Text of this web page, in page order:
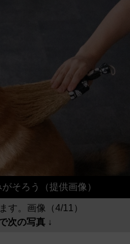
そろう（提供画像）
す。画像（4/11）
次の写真 ↓